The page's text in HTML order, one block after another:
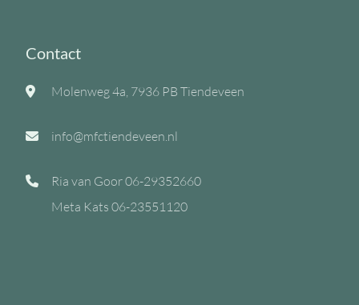
Contact
Molenweg 4a, 7936 PB Tiendeveen
info@mfctiendeveen.nl
Ria van Goor06-29352660
Meta Kats 06-23551120